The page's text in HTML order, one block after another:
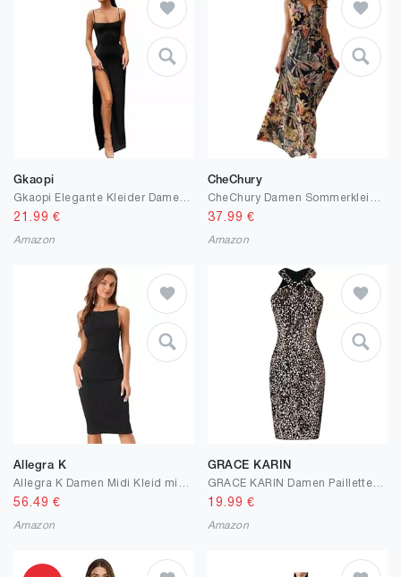
Gkaopi
21.99 €
Amazon
CheChury
37.99 €
Amazon
Allegra K
56.49 €
Amazon
GRACE KARIN
19.99 €
Amazon